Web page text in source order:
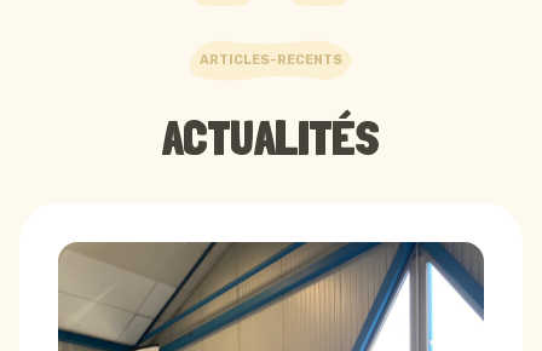
ARTICLES-RECENTS
ACTUALITÉS